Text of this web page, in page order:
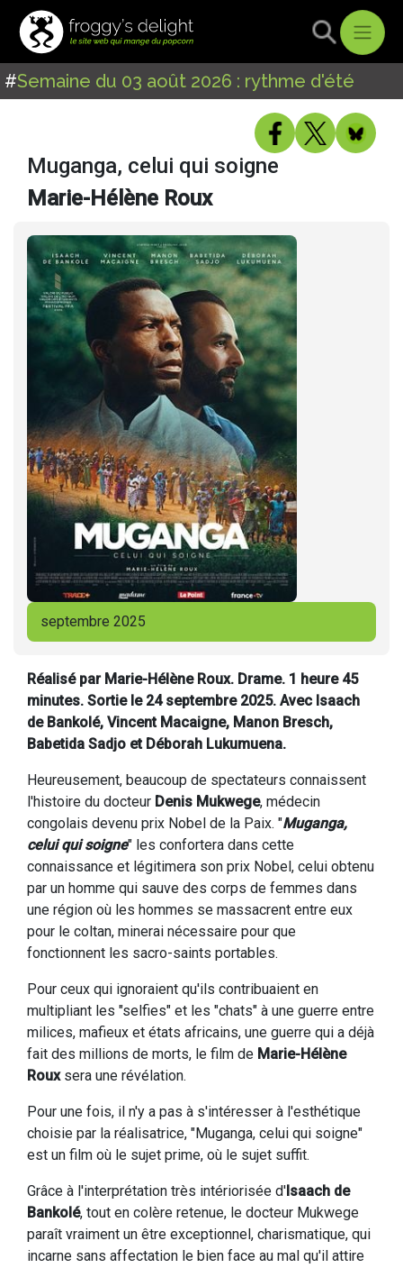
#Semaine du 03 août 2026 : rythme d'été
Muganga, celui qui soigne
Marie-Hélène Roux
septembre 2025
Réalisé par Marie-Hélène Roux. Drame. 1 heure 45
minutes. Sortie le 24 septembre 2025. Avec Isaach
de Bankolé, Vincent Macaigne, Manon Bresch,
Babetida Sadjo et Déborah Lukumuena.
Heureusement, beaucoup de spectateurs connaissent
l'histoire du docteur Denis Mukwege, médecin
congolais devenu prix Nobel de la Paix. "Muganga,
celui qui soigne" les confortera dans cette
connaissance et légitimera son prix Nobel, celui obtenu
par un homme qui sauve des corps de femmes dans
une région où les hommes se massacrent entre eux
pour le coltan, minerai nécessaire pour que
fonctionnent les sacro-saints portables.
Pour ceux qui ignoraient qu'ils contribuaient en
multipliant les "selfies" et les "chats" à une guerre entre
milices, mafieux et états africains, une guerre qui a déjà
fait des millions de morts, le film de Marie-Hélène
Rouxsera une révélation.
Pour une fois, il n'y a pas à s'intéresser à l'esthétique
choisie par la réalisatrice, "Muganga, celui qui soigne"
est un film où le sujet prime, où le sujet suffit.
Grâce à l'interprétation très intériorisée d'Isaach de
Bankolé, tout en colère retenue, le docteur Mukwege
paraît vraiment un être exceptionnel, charismatique, qui
incarne sans affectation le bien face au mal qu'il attire